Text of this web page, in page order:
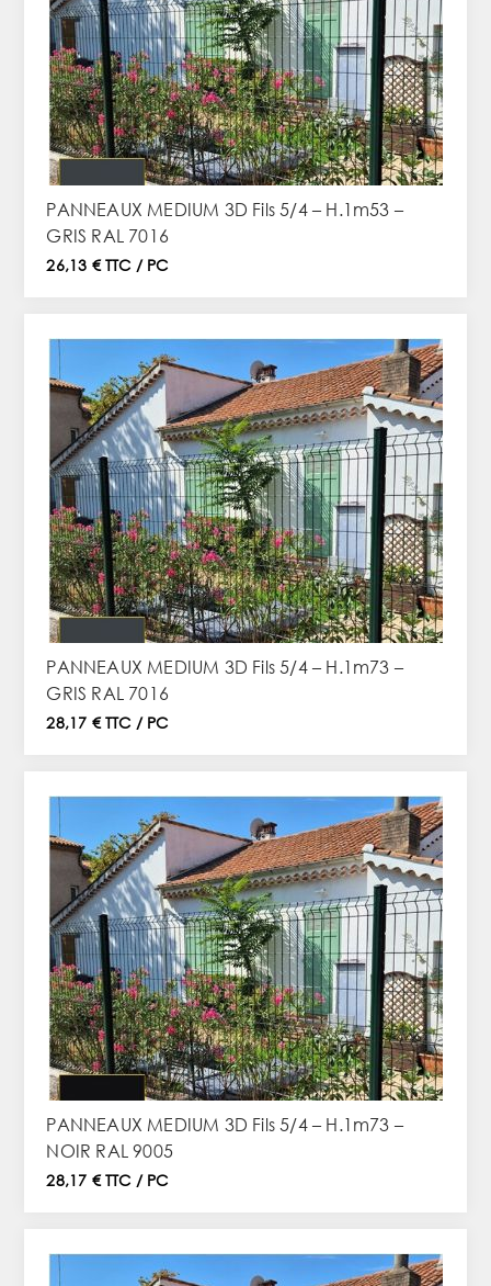
PANNEAUX MEDIUM 3D Fils 5/4 – H.1m53 –
GRIS RAL 7016
26,13 € TTC / PC
PANNEAUX MEDIUM 3D Fils 5/4 – H.1m73 –
GRIS RAL 7016
28,17 € TTC / PC
PANNEAUX MEDIUM 3D Fils 5/4 – H.1m73 –
NOIR RAL 9005
28,17 € TTC / PC